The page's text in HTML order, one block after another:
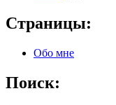
Страницы:
Обо мне
Поиск: